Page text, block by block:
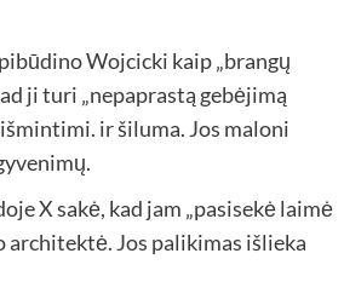
Wojcicki kaip „brangų
ji turi „nepaprastą gebėjimą
ir šiluma. Jos maloni
X sakė, kad jam „pasisekė laimė
architektė. Jos palikimas išlieka